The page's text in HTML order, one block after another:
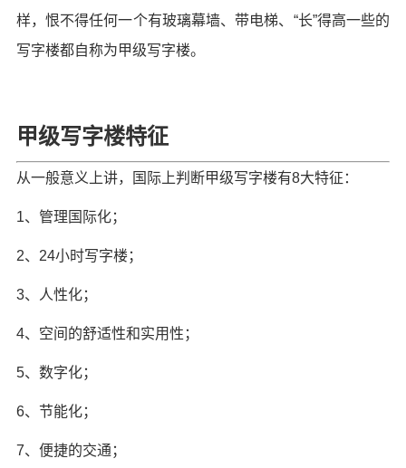
样，恨不得任何一个有玻璃幕墙、带电梯、“长”得高一些的
写字楼都自称为甲级写字楼。
甲级写字楼特征
从一般意义上讲，国际上判断甲级写字楼有8大特征：
1、管理国际化；
2、24小时写字楼；
3、人性化；
4、空间的舒适性和实用性；
5、数字化；
6、节能化；
7、便捷的交通；